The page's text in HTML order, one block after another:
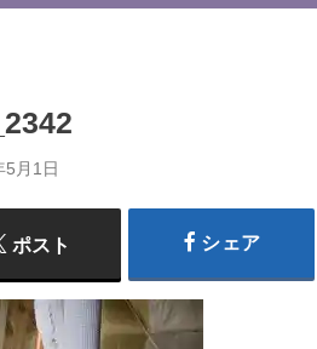
5月1日
ポスト シェア